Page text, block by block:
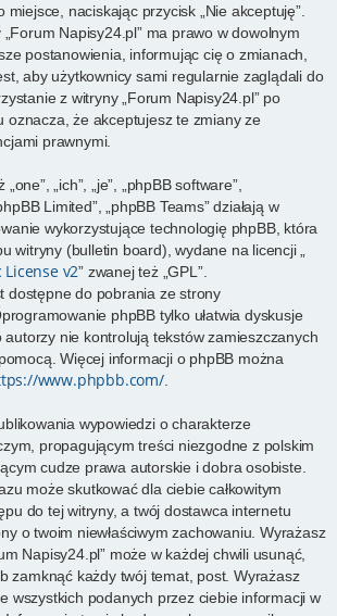
naciskając przycisk „Nie akceptuję”.
Napisy24.pl” ma prawo w dowolnym
postanowienia, informując cię o zmianach,
aby użytkownicy sami regularnie zaglądali do
z witryny „Forum Napisy24.pl” po
oznacza, że akceptujesz te zmiany ze
prawnymi.
„ich”, „je”, „phpBB software”,
Limited”, „phpBB Teams” działają w
wykorzystujące technologię phpBB, która
witryny (bulletin board), wydane na licencji „
v2” zwanej też „GPL”.
dostępne do pobrania ze strony
phpBB tylko ułatwia dyskusje
autorzy nie kontrolują tekstów zamieszczanych
Więcej informacji o phpBB można
www.phpbb.com/.
wypowiedzi o charakterze
propagującym treści niezgodne z polskim
cudze prawa autorskie i dobra osobiste.
może skutkować dla ciebie całkowitym
do tej witryny, a twój dostawca internetu
o twoim niewłaściwym zachowaniu. Wyrażasz
Napisy24.pl” może w każdej chwili usunąć,
zamknąć każdy twój temat, post. Wyrażasz
wszystkich podanych przez ciebie informacji w